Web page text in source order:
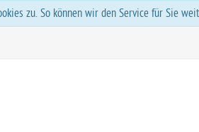
zu. So können wir den Service für Sie